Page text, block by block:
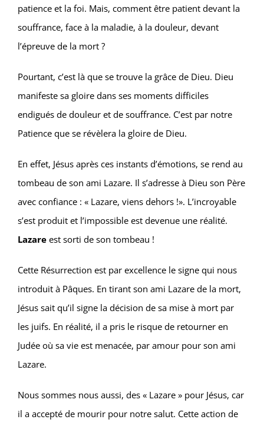
patience et la foi. Mais, comment être patient devant la
souffrance, face à la maladie, à la douleur, devant
l’épreuve de la mort ?
Pourtant, c’est là que se trouve la grâce de Dieu. Dieu
manifeste sa gloire dans ses moments difficiles
endigués de douleur et de souffrance. C’est par notre
Patience que se révèlera la gloire de Dieu.
En effet, Jésus après ces instants d’émotions, se rend au
tombeau de son ami Lazare. Il s’adresse à Dieu son Père
avec confiance : « Lazare, viens dehors !». L’incroyable
s’est produit et l’impossible est devenue une réalité.
Lazare est sorti de son tombeau !
Cette Résurrection est par excellence le signe qui nous
introduit à Pâques. En tirant son ami Lazare de la mort,
Jésus sait qu’il signe la décision de sa mise à mort par
les juifs. En réalité, il a pris le risque de retourner en
Judée où sa vie est menacée, par amour pour son ami
Lazare.
Nous sommes nous aussi, des « Lazare » pour Jésus, car
il a accepté de mourir pour notre salut. Cette action de